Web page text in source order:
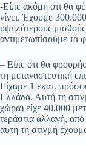
-Είπε ακόμη ότι θα
γίνει. Έχουμε
υψηλότερους
αντιμετωπίσουμε τα
– Είπε ότι θα
τη μεταναστευτική
Είχαμε 1 εκατ.
Ελλάδα. Αυτή τη
χώρα) είχε 40.000
τεράστια αλλαγή,
αυτή τη στιγμή